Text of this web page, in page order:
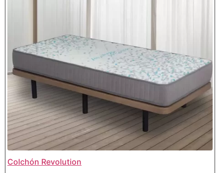
Colchón Revolution